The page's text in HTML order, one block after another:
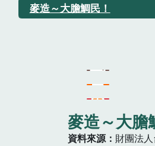
麥造～大膽鯛民！
麥造～大膽
資料來源 財團法